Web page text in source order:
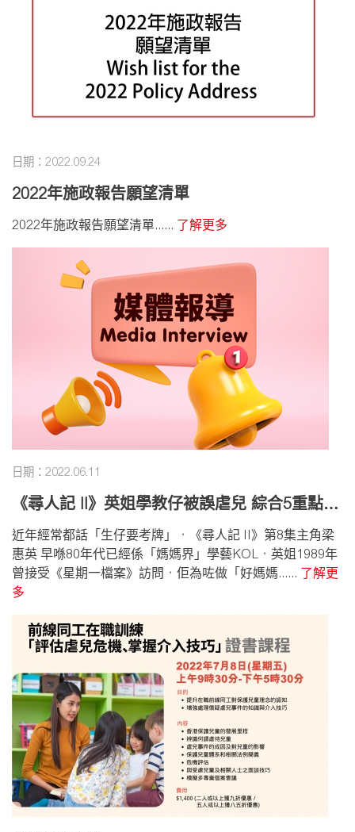
日期：2022.09.24
2022年施政報告願望清單
2022年施政報告願望清單...... 了解更多
日期：2022.06.11
《尋人記 II》英姐學教仔被誤虐兒 綜合5重點傳
近年經常都話「生仔要考牌」，《尋人記 II》第8集主角梁
惠英 早喺80年代已經係「媽媽界」學藝KOL，英姐1989年
曾接受《星期一檔案》訪問，佢為咗做「好媽媽...... 了解更
多